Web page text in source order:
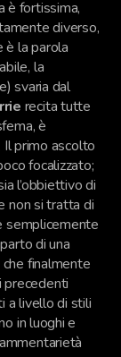
è fortissima,
diverso,
è la parola
la
svaria dal
recita tutte
è
Il primo ascolto
focalizzato;
l’obbiettivo di
non si tratta di
semplicemente
di una
finalmente
precedenti
a livello di stili
in luoghi e